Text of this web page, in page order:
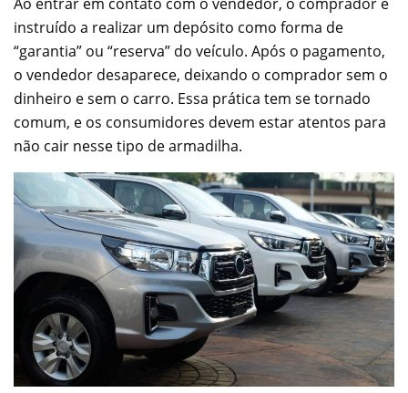
instruído a realizar um depósito como forma de
“garantia” ou “reserva” do veículo. Após o pagamento,
o vendedor desaparece, deixando o comprador sem o
dinheiro e sem o carro. Essa prática tem se tornado
comum, e os consumidores devem estar atentos para
não cair nesse tipo de armadilha.